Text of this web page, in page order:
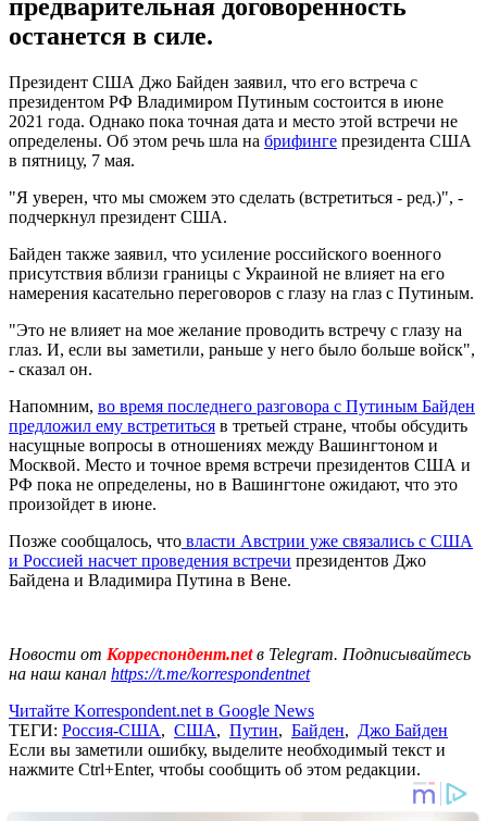
предварительная договоренность
останется в силе.
Президент США Джо Байден заявил, что его встреча с
президентом РФ Владимиром Путиным состоится в июне
2021 года. Однако пока точная дата и место этой встречи не
определены. Об этом речь шла на брифинге президента США
в пятницу, 7 мая.
"Я уверен, что мы сможем это сделать (встретиться - ред.)", -
подчеркнул президент США.
Байден также заявил, что усиление российского военного
присутствия вблизи границы с Украиной не влияет на его
намерения касательно переговоров с глазу на глаз с Путиным.
"Это не влияет на мое желание проводить встречу с глазу на
глаз. И, если вы заметили, раньше у него было больше войск",
- сказал он.
Напомним, во время последнего разговора с Путиным Байден
предложил ему встретиться в третьей стране, чтобы обсудить
насущные вопросы в отношениях между Вашингтоном и
Москвой. Место и точное время встречи президентов США и
РФ пока не определены, но в Вашингтоне ожидают, что это
произойдет в июне.
Позже сообщалось, что власти Австрии уже связались с США
и Россией насчет проведения встречи президентов Джо
Байдена и Владимира Путина в Вене.
Новости от Корреспондент.netв Telegram. Подписывайтесь
на наш канал https://t.me/korrespondentnet
Читайте Korrespondent.net в Google News
ТЕГИ: Россия-США, США, Путин, Байден, Джо Байден
Если вы заметили ошибку, выделите необходимый текст и
нажмите Ctrl+Enter, чтобы сообщить об этом редакции.